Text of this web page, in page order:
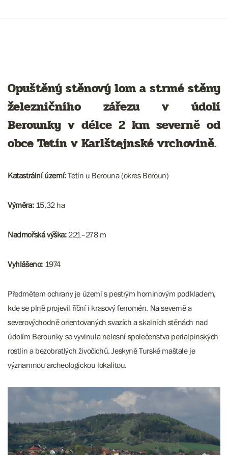
Opuštěný stěnový lom a strmé stěny
železničního zářezu v údolí
Berounky v délce 2 km severně od
obce Tetín v Karlštejnské vrchovině.
Katastrální území:Tetín u Berouna (okres Beroun)
Výměra:15,32 ha
Nadmořská výška:221–278 m
Vyhlášeno: 1974
Předmětem ochrany je území s pestrým horninovým podkladem,
kde se plně projevil říční i krasový fenomén. Na severně a
severovýchodně orientovaných svazích a skalních stěnách nad
údolím Berounky se vyvinula nelesní společenstva perialpinských
rostlin a bezobratlých živočichů. Jeskyně Turské maštale je
významnou archeologickou lokalitou.